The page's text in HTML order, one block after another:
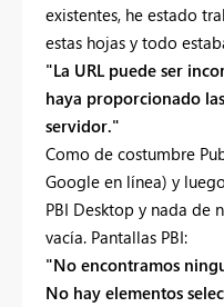
existentes, he estado
estas hojas y todo
"La URL puede ser
haya proporcionado
servidor."
Como de costumbre
Google en línea) y
PBI Desktop y nada de
vacía. Pantallas PBI:
"No encontramos
No hay elementos